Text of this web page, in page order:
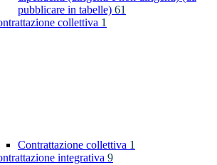
pubblicare in tabelle) 61
collettiva 1
Contrattazione collettiva 1
integrativa 9